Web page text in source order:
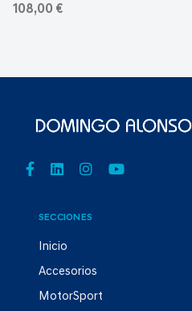
108,00 €
SECCIONES
Inicio
Accesorios
MotorSport